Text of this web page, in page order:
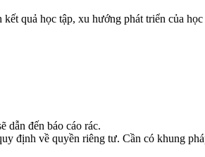
quả học tập, xu hướng phát triển của học
dẫn đến báo cáo rác.
định về quyền riêng tư. Cần có khung